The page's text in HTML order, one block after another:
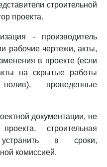
строительной
проекта.
- производитель
рабочие чертежи, акты,
в проекте (если
на скрытые работы
проведенные
документации, не
строительная
в сроки,
комиссией.